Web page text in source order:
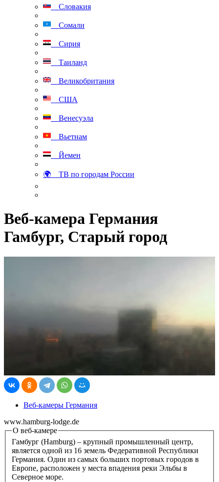
Словакия
Сомали
Сирия
Таиланд
Великобритания
США
Венесуэла
Вьетнам
Йемен
🌍 ТВ по городам России
Веб-камера Германия
Гамбург, Старый город
Веб-камеры Германия
www.hamburg-lodge.de
О веб-камере
Гамбург (Hamburg) – крупный промышленный центр,
является одной из 16 земель Федеративной Республики
Германия. Один из самых больших портовых городов в
Европе, расположен у места впадения реки Эльбы в
Северное море.